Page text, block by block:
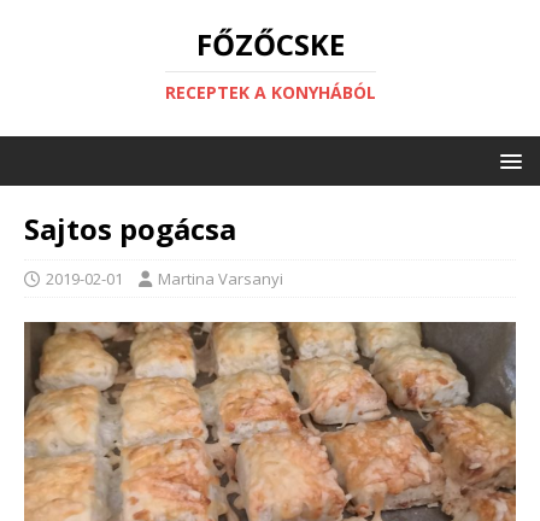
FŐZŐCSKE
RECEPTEK A KONYHÁBÓL
Sajtos pogácsa
2019-02-01 Martina Varsanyi